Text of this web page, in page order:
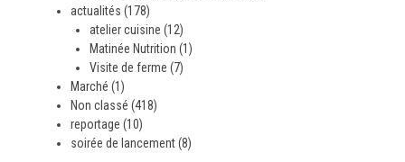
actualités (178)
atelier cuisine (12)
Matinée Nutrition (1)
Visite de ferme (7)
Marché (1)
Non classé (418)
reportage (10)
soirée de lancement(8)